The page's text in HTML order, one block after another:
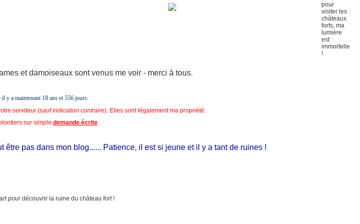
et damoiseaux sont venus me voir - merci à tous.
il y a maintenant 18 ans et556 jours.
serviteur (sauf indication contraire). Elles sont légalement ma propriété.
sur simple demande écrite.
pas dans mon blog...... Patience, il est si jeune et il y a tant de ruines !